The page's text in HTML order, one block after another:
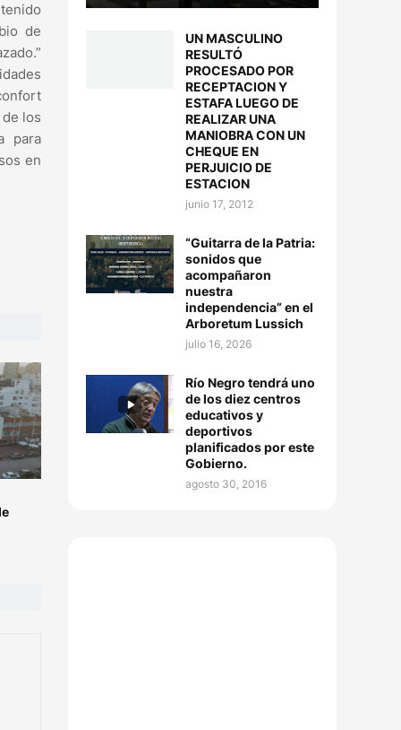
de
los
para
en
UN MASCULINO
RESULTÓ
PROCESADO POR
RECEPTACION Y
ESTAFA LUEGO DE
REALIZAR UNA
MANIOBRA CON UN
CHEQUE EN
PERJUICIO DE
ESTACION
junio 17, 2012
“Guitarra de la Patria:
sonidos que
acompañaron
nuestra
independencia” en el
Arboretum Lussich
julio 16, 2026
Río Negro tendrá uno
de los diez centros
educativos y
deportivos
planificados por este
Gobierno.
agosto 30, 2016